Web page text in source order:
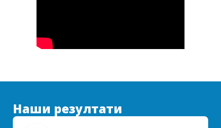
Наши резултати